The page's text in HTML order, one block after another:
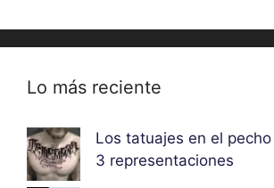
Lo más reciente
Los tatuajes en el
3 representaciones